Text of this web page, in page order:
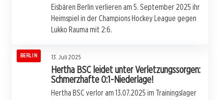
Eisbären Berlin verlieren am 5. September 2025 ihr
Heimspiel in der Champions Hockey League gegen
Lukko Rauma mit 2:6.
BERLIN 13. Juli 2025
Hertha BSC leidet unter Verletzungssorgen:
Schmerzhafte 0:1-Niederlage!
Hertha BSC verlor am 13.07.2025 im Trainingslager